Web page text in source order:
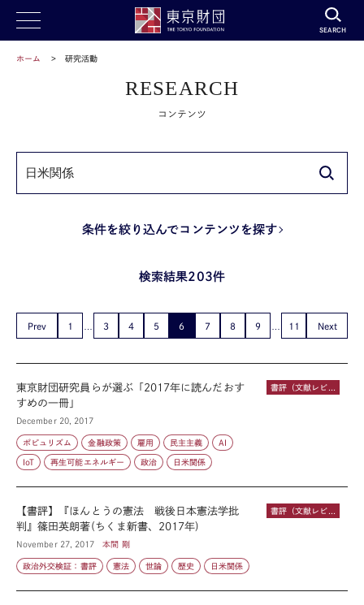
SEARCH
ホーム 研究活動
RESEARCH
コンテンツ
条件を絞り込んでコンテンツを探す
検索結果203件
Prev 1 3 4 5 6 7 8 9 11 Next
書評（文献レビュー）
東京財団研究員らが選ぶ「2017年に読んだおす
すめの一冊」
December 20, 2017
ポピュリズム 金融政策 雇用 民主主義 AI
IoT 再生可能エネルギー 政治 日米関係
書評（文献レビュー）
【書評】『ほんとうの憲法 戦後日本憲法学批
判』篠田英朗著(ちくま新書、2017年)
November 27, 2017 本間 剛
政治外交検証：書評 憲法 世論 歴史 日米関係